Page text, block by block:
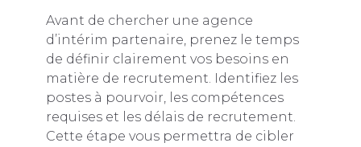
Avant de chercher une agence
d’intérim partenaire, prenez le temps
de définir clairement vos besoins en
matière de recrutement. Identifiez les
postes à pourvoir, les compétences
requises et les délais de recrutement.
Cette étape vous permettra de cibler